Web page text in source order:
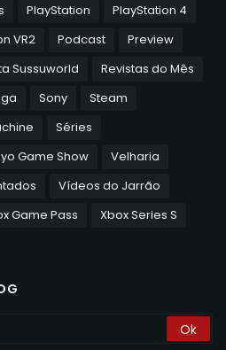
PlayStation
PlayStation 4
VR2 Podcast
Preview
Sussuworld
Revistas do Mês
Sony
Steam
Séries
Game Show
Velharia
Vídeos do Jarrão
Game Pass
Xbox Series S